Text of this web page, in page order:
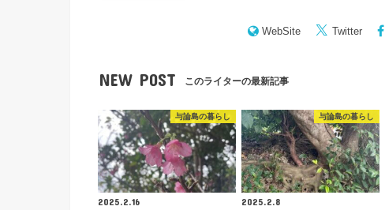
WebSite Twitter
NEW POST このライターの最新記事
与論島の暮らし
2025.2.16
与論島の暮らし
2025.2.8